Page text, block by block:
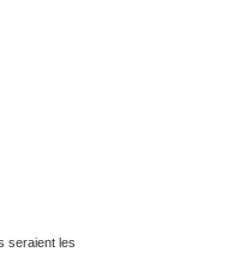
seraient les